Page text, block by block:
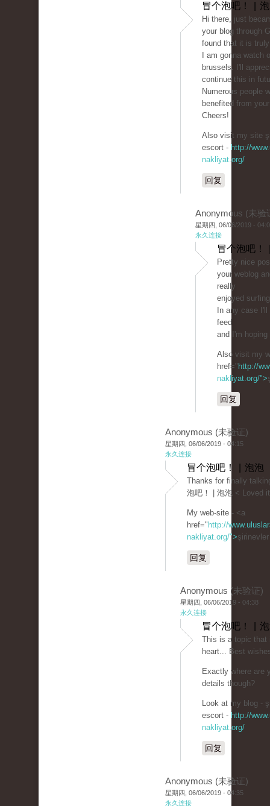
冒个泡吧！ |
Hi there, just
your blog through
found that it is
I am gonna watch
brussels. I'll
continue this in
Numerous people
benefited from
Cheers!
Also visit my site
escort - http://
nakliyat.org/
回复
Anonymous (未验
星期四, 06/06/2019 -
永久连接
冒个泡吧！
Pretty nice
your weblog
really
enjoyed
In any case
feed
and I'm
Also visit my
href=" http://
nakliyat.org/">
回复
Anonymous (未验证)
星期四, 06/06/2019 - 04:15
永久连接
冒个泡吧！ | 泡泡
Thanks for finally
泡吧！ | 泡泡 < Loved
My web-site - <a
href=" http://
nakliyat.org/">
回复
Anonymous (未验证)
星期四, 06/06/2019 - 04:38
永久连接
冒个泡吧！ |
This is a topic that
heart... Best
Exactly where are
details though?
Look at my blog -
escort - http://
nakliyat.org/
回复
Anonymous (未验证)
星期四, 06/06/2019 - 04:35
永久连接